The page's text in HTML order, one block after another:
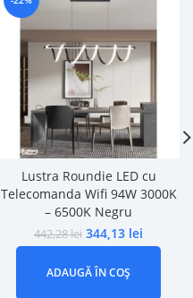
Lustra Roundie LED cu
Telecomanda Wifi 94W 3000K
– 6500K Negru
442,28lei 344,13 lei
ADAUGĂ ÎN COȘ